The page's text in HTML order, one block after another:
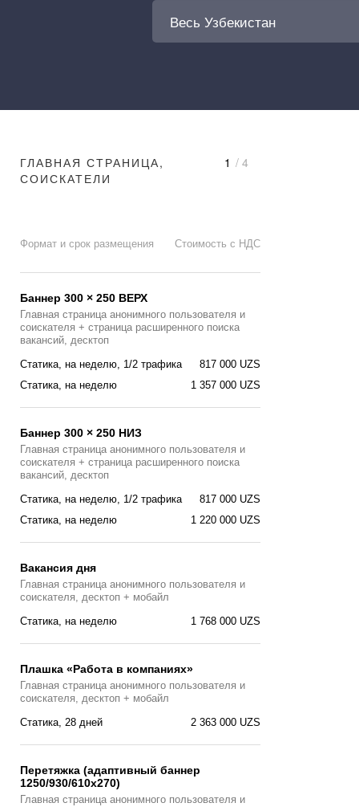
1 / 4
ГЛАВНАЯ СТРАНИЦА,
СОИСКАТЕЛИ
Формат и срок размещения Стоимость с НДС
Баннер 300 × 250 ВЕРХ
Главная страница анонимного пользователя и
соискателя + страница расширенного поиска
вакансий, десктоп
817 000 UZS
Статика, на неделю, 1/2 трафика
1 357 000 UZS
Статика, на неделю
Баннер 300 × 250 НИЗ
Главная страница анонимного пользователя и
соискателя + страница расширенного поиска
вакансий, десктоп
817 000 UZS
Статика, на неделю, 1/2 трафика
1 220 000 UZS
Статика, на неделю
Вакансия дня
Главная страницa анонимного пользователя и
соискателя, десктоп + мобайл
1 768 000 UZS
Статика, на неделю
Плашка «Работа в компаниях»
Главная страницa анонимного пользователя и
соискателя, десктоп + мобайл
2 363 000 UZS
Статика, 28 дней
Перетяжка (адаптивный баннер
1250/930/610х270)
Главная страницa анонимного пользователя и